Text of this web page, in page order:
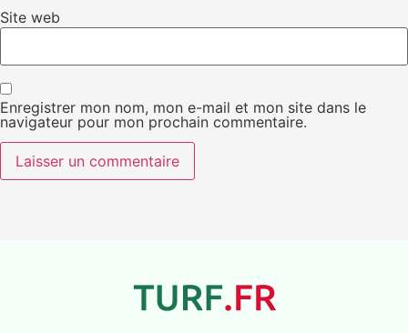
Site web
Enregistrer mon nom, mon e-mail et mon site dans le
navigateur pour mon prochain commentaire.